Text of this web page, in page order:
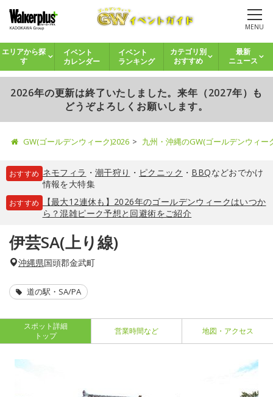
MENU
エリアから探
す
イベント
カレンダー
イベント
ランキング
カテゴリ別
おすすめ
最新
ニュース
2026年の更新は終了いたしました。来年（2027年）も
どうぞよろしくお願いします。
GW(ゴールデンウィーク)2026 九州・沖縄のGW(ゴールデンウィ
おすすめ ネモフィラ ・ 潮干狩り ・ ピクニック ・ BBQなどおでかけ
情報を大特集
おすすめ
【最大12連休も】2026年のゴールデンウィークはいつか
ら？混雑ピーク予想と回避術をご紹介
伊芸SA(上り線)
沖縄県国頭郡金武町
道の駅・SA/PA
スポット詳細
トップ
営業時間など 地図・アクセス